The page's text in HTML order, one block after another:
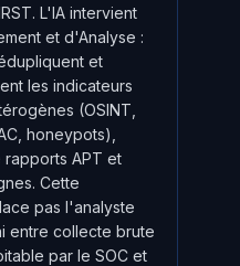
L'IA intervient
et d'Analyse :
et
les indicateurs
(OSINT,
honeypots),
APT et
Cette
pas l'analyste
entre collecte brute
par le SOC et